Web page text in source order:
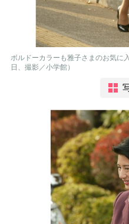
ボルドーカラーも雅子さまのお気に
日、撮影／小学館）